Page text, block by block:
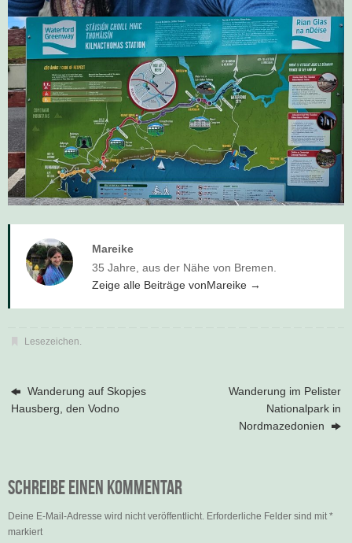
Mareike
35 Jahre, aus der Nähe von Bremen.
Zeige alle Beiträge vonMareike →
Lesezeichen.
Wanderung auf Skopjes
Hausberg, den Vodno
Wanderung im Pelister
Nationalpark in
Nordmazedonien
Schreibe einen Kommentar
Deine E-Mail-Adresse wird nicht veröffentlicht. Erforderliche Felder sind mit*
markiert